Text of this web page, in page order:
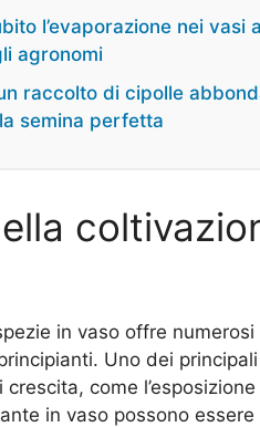
l’evaporazione nei
agronomi
raccolto di cipolle
semina perfetta
in vaso offre
Uno dei
come
in vaso possono